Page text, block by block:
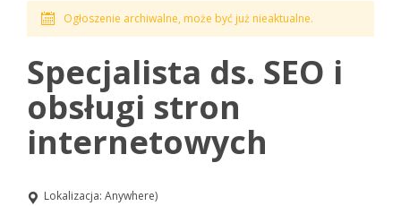
Ogłoszenie archiwalne, może być już nieaktualne.
Specjalista ds. SEO i
obsługi stron
internetowych
Lokalizacja: Anywhere)